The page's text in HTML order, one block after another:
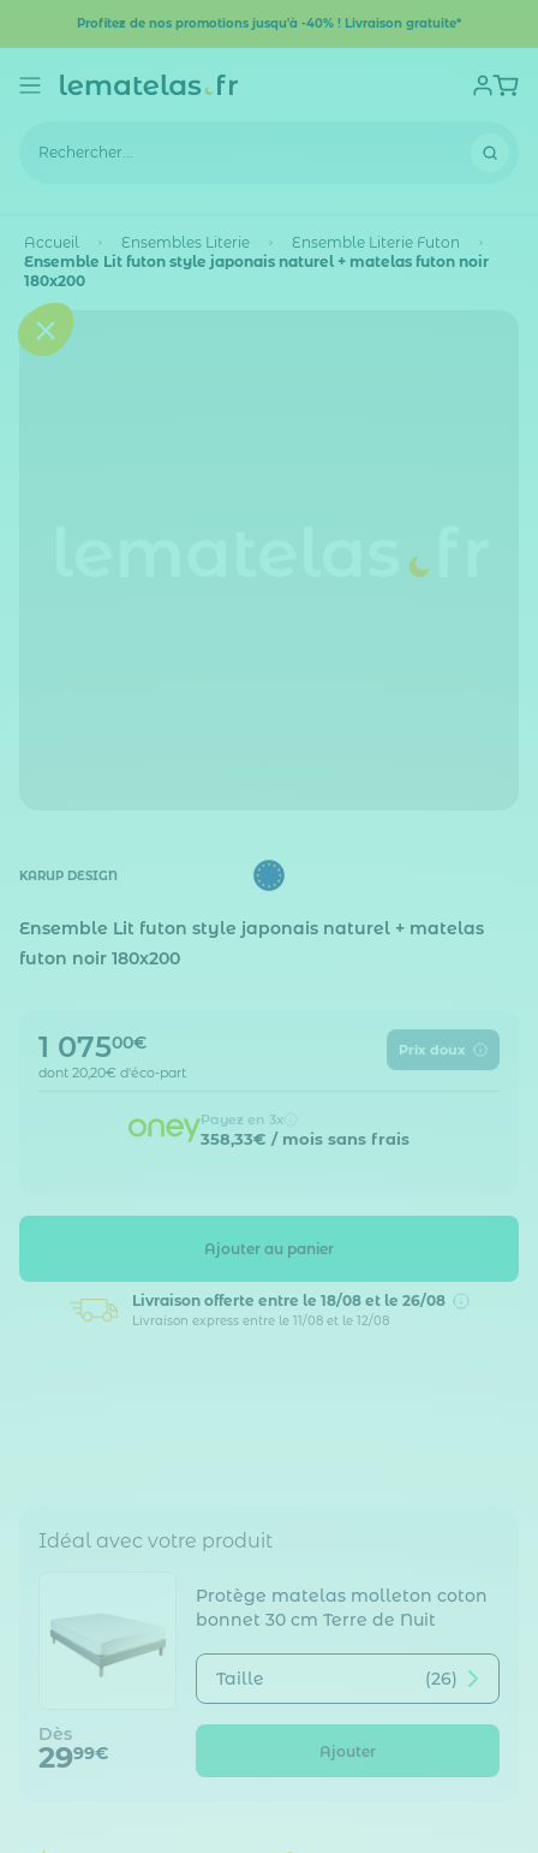
Profitez de nos promotions jusqu'à -40% ! Livraison gratuite*
Accueil Ensembles Literie
Ensemble Literie Futon
Ensemble Lit futon style japonais naturel + matelas futon noir
180x200
KARUP DESIGN
Ensemble Lit futon style japonais naturel + matelas
futon noir 180x200
1 07500€
dont 20,20€ d'éco-part
Prix doux
Payez en 3x
358,33€ / mois sans frais
Ajouter au panier
Livraison offerte entre le 18/08 et le 26/08
Livraison express entre le 11/08 et le 12/08
Idéal avec votre produit
Protège matelas molleton coton
bonnet 30 cm Terre de Nuit
Taille (26)
Dès
2999€ Ajouter